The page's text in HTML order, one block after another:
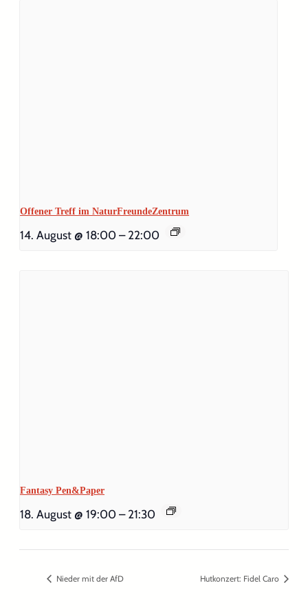
Offener Treff im NaturFreundeZentrum
14. August @ 18:00 – 22:00
Fantasy Pen&Paper
18. August @ 19:00 – 21:30
Nieder mit der AfD Hutkonzert: Fidel Caro